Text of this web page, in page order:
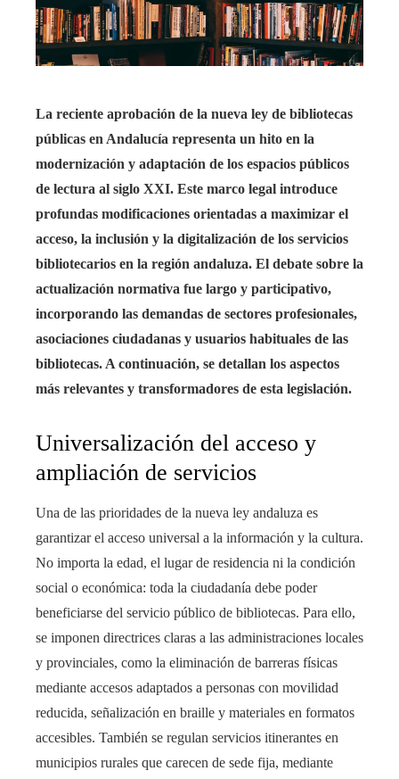
La reciente aprobación de la nueva ley de bibliotecas
públicas en Andalucía representa un hito en la
modernización y adaptación de los espacios públicos
de lectura al siglo XXI. Este marco legal introduce
profundas modificaciones orientadas a maximizar el
acceso, la inclusión y la digitalización de los servicios
bibliotecarios en la región andaluza. El debate sobre la
actualización normativa fue largo y participativo,
incorporando las demandas de sectores profesionales,
asociaciones ciudadanas y usuarios habituales de las
bibliotecas. A continuación, se detallan los aspectos
más relevantes y transformadores de esta legislación.
Universalización del acceso y
ampliación de servicios
Una de las prioridades de la nueva ley andaluza es
garantizar el acceso universal a la información y la cultura.
No importa la edad, el lugar de residencia ni la condición
social o económica: toda la ciudadanía debe poder
beneficiarse del servicio público de bibliotecas. Para ello,
se imponen directrices claras a las administraciones locales
y provinciales, como la eliminación de barreras físicas
mediante accesos adaptados a personas con movilidad
reducida, señalización en braille y materiales en formatos
accesibles. También se regulan servicios itinerantes en
municipios rurales que carecen de sede fija, mediante